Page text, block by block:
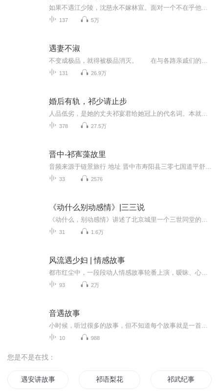
137 5万
遇妻不淑
131 26.9万
婚后有轨，祁少请止步
378 27.5万
晋中-祁寯藻故里
33 2576
《动什么别动感情》|三三说
31 1.6万
风流遇少妇 | 情感故事
93 2万
音遇故事
10 988
您是不是在找：
遇安讲故事 祁语梨花 祁武纪事